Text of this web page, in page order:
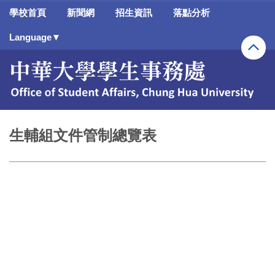
跳
主
容
區
學校首頁 新聞網 招生資訊 落點分析
Language▼
生輔組文件管制總覽表